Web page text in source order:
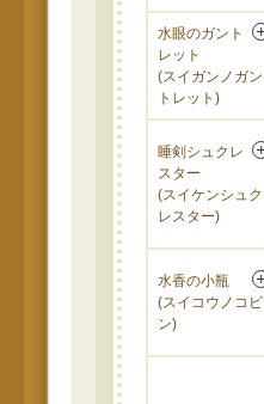
水眼のガント
レット
(スイガンノガン
トレット)
睡剣シュクレ
スター
(スイケンシュク
レスター)
水香の小瓶
(スイコウノコビ
ン)